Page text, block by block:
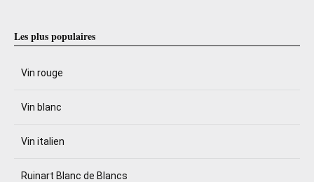
Les plus populaires
Vin rouge
Vin blanc
Vin italien
Ruinart Blanc de Blancs